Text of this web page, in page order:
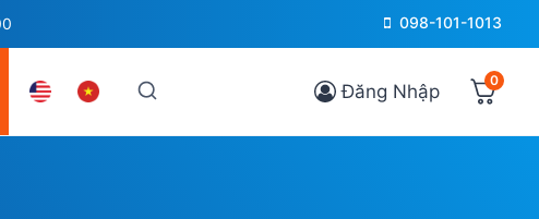
098-101-1013
Đăng Nhập 0